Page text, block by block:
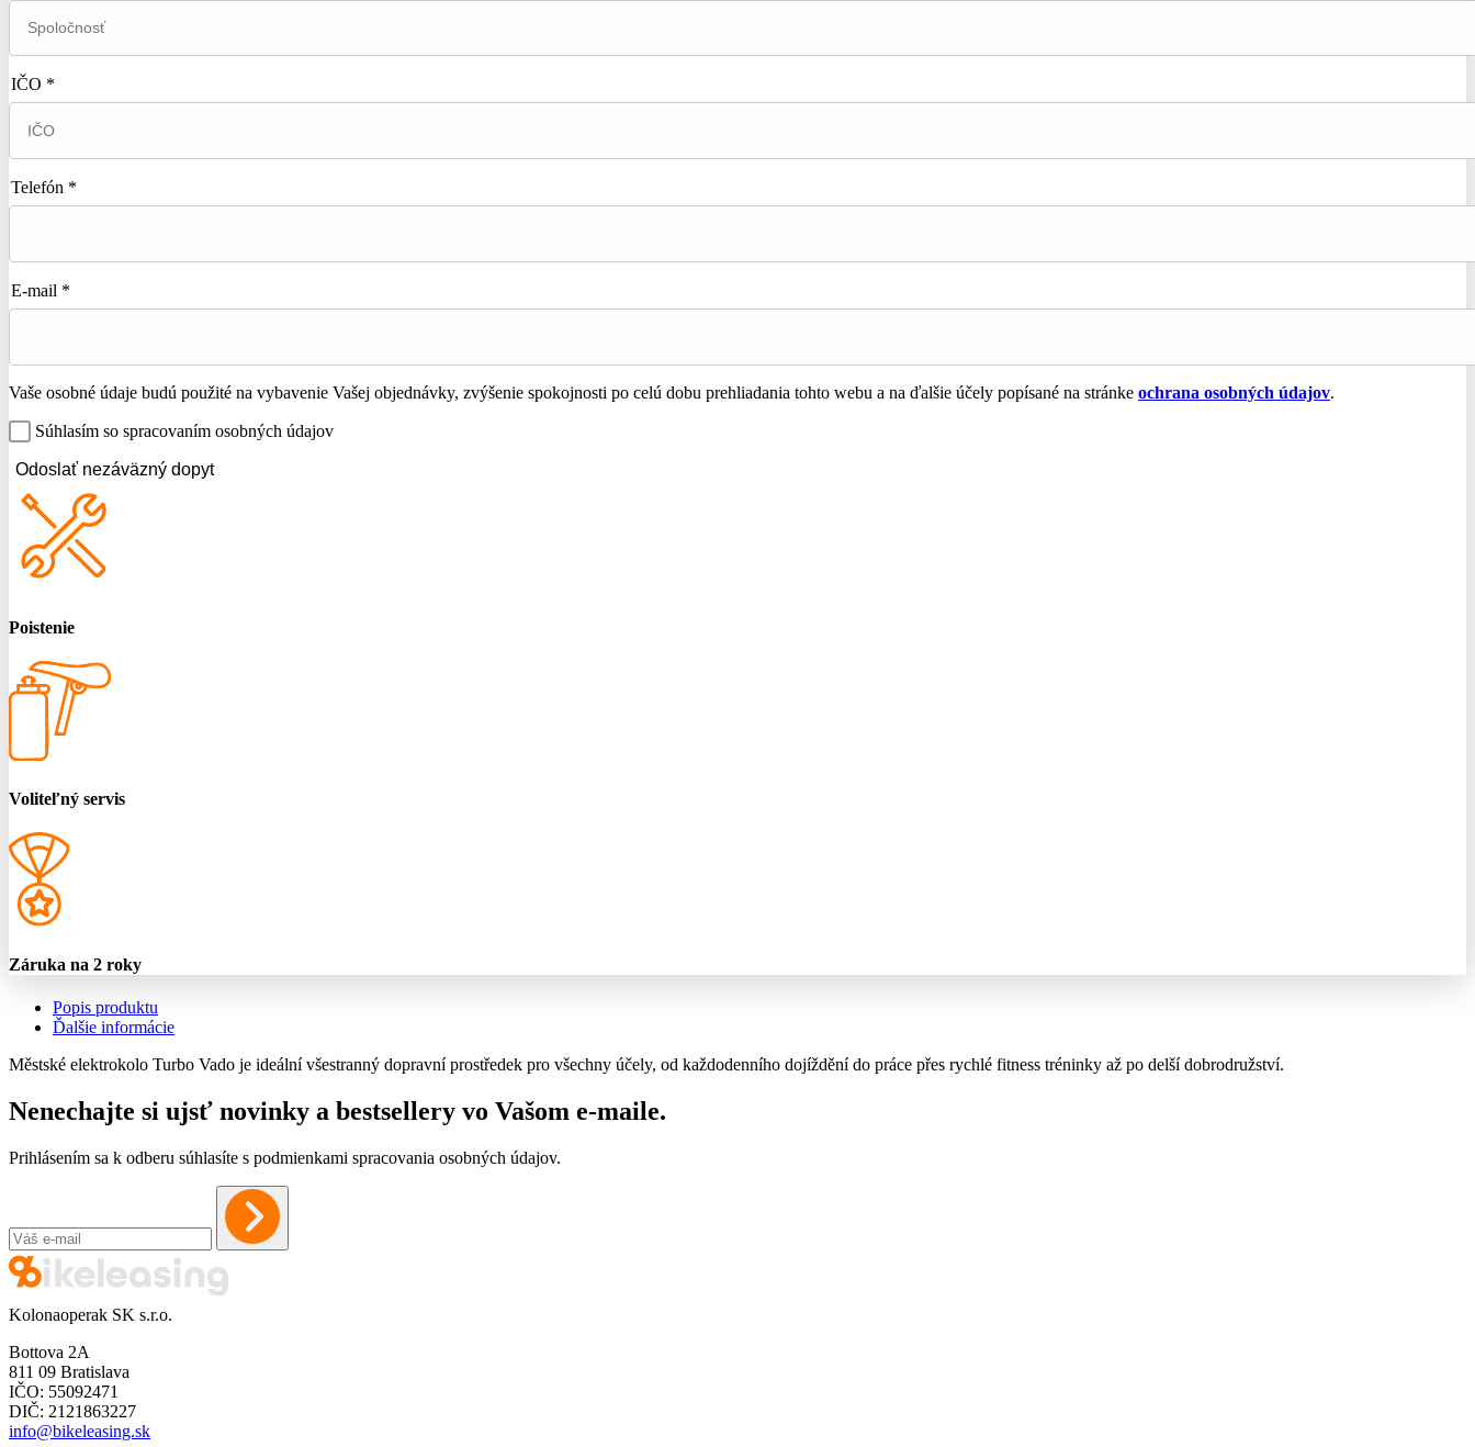
IČO *
Telefón *
E-mail *
Vaše osobné údaje budú použité na vybavenie Vašej objednávky, zvýšenie spokojnosti po celú dobu prehliadania tohto webu a na ďalšie účely popísané na stránke ochrana osobných údajov.
Súhlasím so spracovaním osobných údajov
Odoslať nezáväzný dopyt
Poistenie
Voliteľný servis
Záruka na 2 roky
Popis produktu
Ďalšie informácie
Městské elektrokolo Turbo Vado je ideální všestranný dopravní prostředek pro všechny účely, od každodenního dojíždění do práce přes rychlé fitness tréninky až po delší dobrodružství.
Nenechajte si ujsť novinky a bestsellery vo Vašom e-maile.
Prihlásením sa k odberu súhlasíte s podmienkami spracovania osobných údajov.
Kolonaoperak SK s.r.o.
Bottova 2A
811 09 Bratislava
IČO: 55092471
DIČ: 2121863227
info@bikeleasing.sk